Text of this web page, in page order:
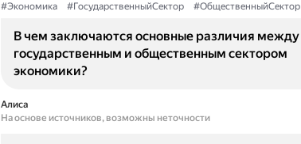
#Экономика
#ГосударственныйСектор #ОбщественныйСектор
В чем заключаются основные различия между
государственным и общественным сектором
экономики?
Алиса
На основе источников, возможны неточности